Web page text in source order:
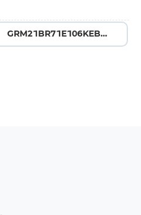
GRM21BR71E106KEBHL →